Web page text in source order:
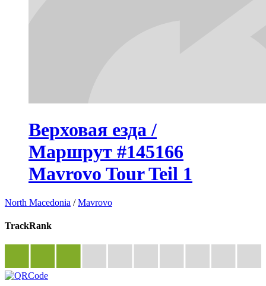
Верховая езда /
Маршрут #145166
Mavrovo Tour Teil 1
North Macedonia /Mavrovo
TrackRank